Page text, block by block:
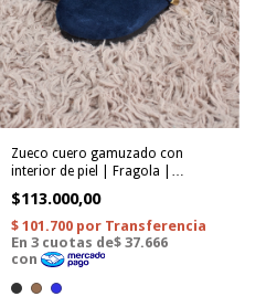
Zueco cuero gamuzado con
interior de piel | Fragola |
ARIZONA 33
$113.000,00